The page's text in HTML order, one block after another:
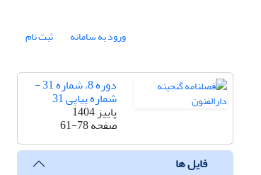
ورود به سامانه ثبت نام
دوره 8، شماره 31 -
شماره پیاپی 31
پاییز 1404
صفحه61-78
فایل ها